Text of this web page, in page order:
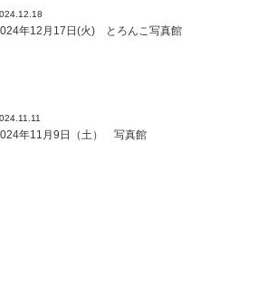
年12月17日(火) とろんこ写真館
年11月9日（土） 写真館